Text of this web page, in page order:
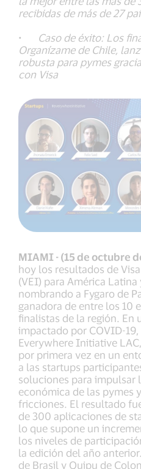
recibidas de más de 27
·
Caso de éxito: Los
Organízame de Chile,
robusta para pymes
con Visa
MIAMI - (15 de octubre
hoy los resultados de
(VEI) para América Latina
nombrando a Fygaro de
ganadora de entre los 10
finalistas de la región. En
impactado por COVID-
Everywhere Initiative
por primera vez en un
a las startups
soluciones para impulsar
económica de las pymes
fricciones. El resultado
de 300 aplicaciones de
lo que supone un
los niveles de
la edición del año
de Brasil y Quipu de